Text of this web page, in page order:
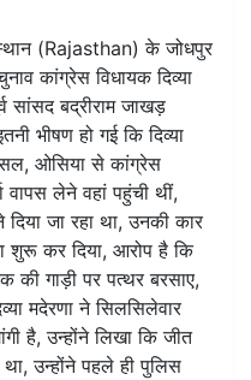
(Rajasthan) के जोधपुर
कांग्रेस विधायक दिव्या
बद्रीराम जाखड़
भीषण हो गई कि दिव्या
ओसिया से कांग्रेस
वापस लेने वहां पहुंची थीं,
जा रहा था, उनकी कार
शुरू कर दिया, आरोप है कि
की गाड़ी पर पत्थर बरसाए,
मदेरणा ने सिलसिलेवार
है, उन्होंने लिखा कि जीत
उन्होंने पहले ही पुलिस